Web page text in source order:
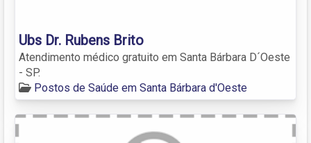
Ubs Dr. Rubens Brito
Atendimento médico gratuito em Santa Bárbara D´Oeste
- SP.
Postos de Saúde em Santa Bárbara d'Oeste